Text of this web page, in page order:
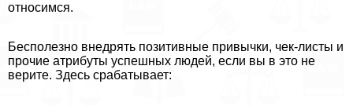
относимся.
Бесполезно внедрять позитивные привычки, чек-листы и
прочие атрибуты успешных людей, если вы в это не
верите. Здесь сpaбатывает: